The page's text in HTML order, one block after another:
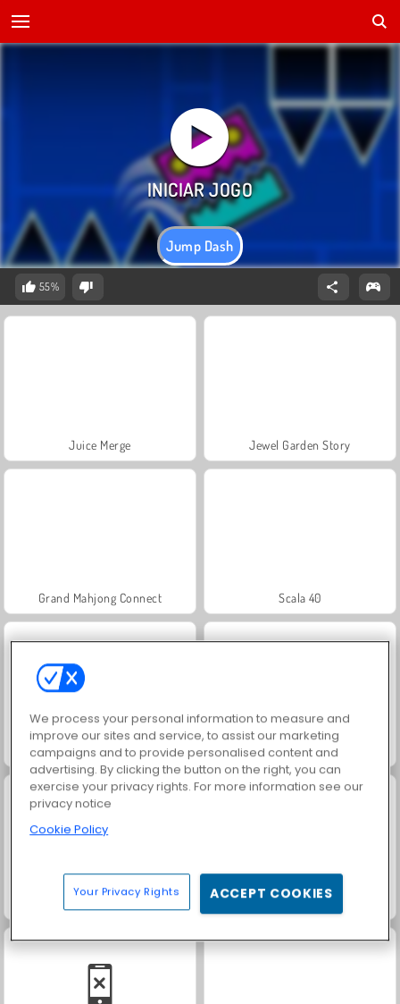
Jump Dash
55%
Juice Merge Jewel Garden Story
Grand Mahjong Connect Scala 40
Fashion Princess - Dress Up for Girls Masha and the Bear: Meadows
Farm Merge Valley Heroes of Myths
We process your personal information to measure and
improve our sites and service, to assist our marketing
campaigns and to provide personalised content and
advertising. By clicking the button on the right, you can
exercise your privacy rights. For more information see our
privacy notice
Cookie Policy
Your Privacy Rights ACCEPT COOKIES